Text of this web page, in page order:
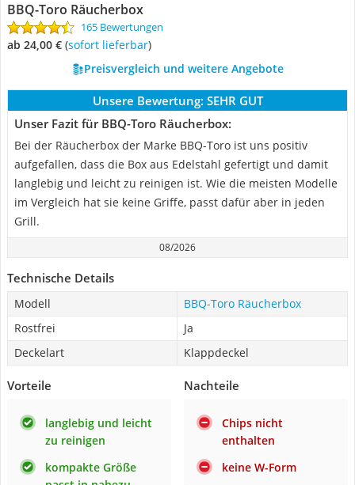
BBQ-Toro Räucherbox
165 Bewertungen
ab 24,00 € ( Sofort lieferbar)
Preisvergleich und weitere Angebote
Unsere Bewertung: SEHR GUT
Unser Fazit für BBQ-Toro Räucherbox:
Bei der Räucherbox der Marke BBQ-Toro ist uns positiv
aufgefallen, dass die Box aus Edelstahl gefertigt und damit
langlebig und leicht zu reinigen ist. Wie die meisten Modelle
im Vergleich hat sie keine Griffe, passt dafür aber in jeden
Grill.
08/2026
Technische Details
Modell
BBQ-Toro Räucherbox
Rostfrei
Ja
Deckelart
Klappdeckel
Vorteile
langlebig und leicht
zu reinigen
kompakte Größe
Nachteile
Chips nicht
enthalten
keine W-Form